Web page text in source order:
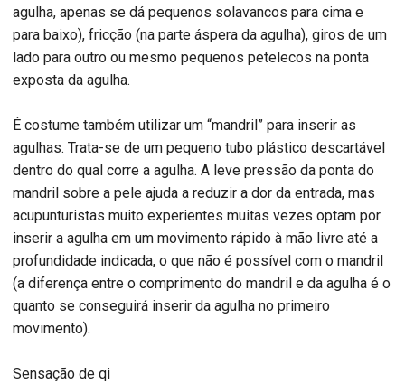
agulha, apenas se dá pequenos solavancos para cima e
para baixo), fricção (na parte áspera da agulha), giros de um
lado para outro ou mesmo pequenos petelecos na ponta
exposta da agulha.
É costume também utilizar um “mandril” para inserir as
agulhas. Trata-se de um pequeno tubo plástico descartável
dentro do qual corre a agulha. A leve pressão da ponta do
mandril sobre a pele ajuda a reduzir a dor da entrada, mas
acupunturistas muito experientes muitas vezes optam por
inserir a agulha em um movimento rápido à mão livre até a
profundidade indicada, o que não é possível com o mandril
(a diferença entre o comprimento do mandril e da agulha é o
quanto se conseguirá inserir da agulha no primeiro
movimento).
Sensação de qi